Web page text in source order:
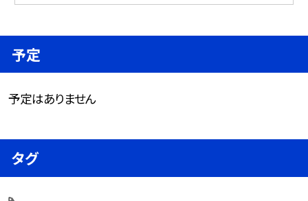
予定
予定はありません
タグ